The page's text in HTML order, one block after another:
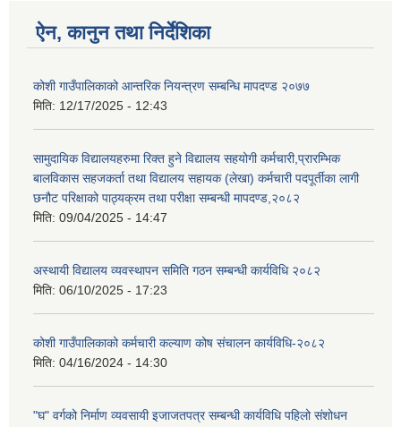
ऐन, कानुन तथा निर्देशिका
कोशी गाउँपालिकाको आन्तरिक नियन्त्रण सम्बन्धि मापदण्ड २०७७
मिति: 12/17/2025 - 12:43
सामुदायिक विद्यालयहरुमा रिक्त हुने विद्यालय सहयोगी कर्मचारी,प्रारम्भिक
बालविकास सहजकर्ता तथा विद्यालय सहायक (लेखा) कर्मचारी पदपूर्तीका लागी
छनौट परिक्षाको पाठ्यक्रम तथा परीक्षा सम्बन्धी मापदण्ड,२०८२
मिति: 09/04/2025 - 14:47
अस्थायी विद्यालय व्यवस्थापन समिति गठन सम्बन्धी कार्यविधि २०८२
मिति: 06/10/2025 - 17:23
कोशी गाउँपालिकाको कर्मचारी कल्याण कोष संचालन कार्यविधि-२०८२
मिति: 04/16/2024 - 14:30
"घ" वर्गको निर्माण व्यवसायी इजाजतपत्र सम्बन्धी कार्यविधि पहिलो संशोधन